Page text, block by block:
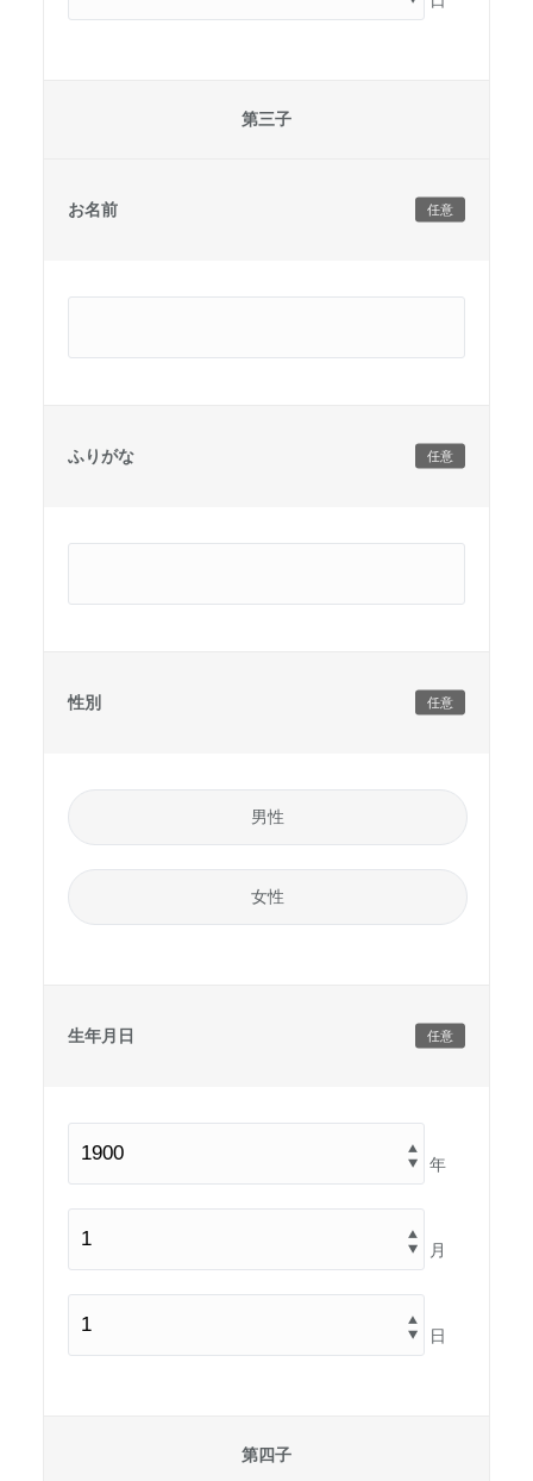
第三子
お名前 任意
ふりがな 任意
性別 任意
男性
女性
生年月日 任意
年
月
日
第四子